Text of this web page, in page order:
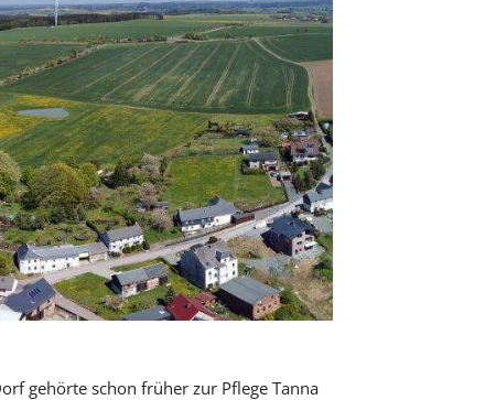
gehörte schon früher zur Pflege Tanna